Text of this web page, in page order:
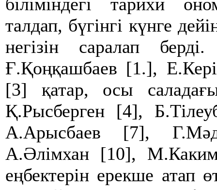
біліміндегі тарихи
талдап, бүгінгі күнге
негізін саралап
Ғ.Қоңқашбаев [1.],
[3] қатар, осы
Қ.Рысберген [4],
А.Арысбаев [7],
А.Әлімхан [10],
еңбектерін ерекше атап